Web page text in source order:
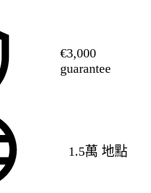
€3,000
guarantee
1.5萬 地點